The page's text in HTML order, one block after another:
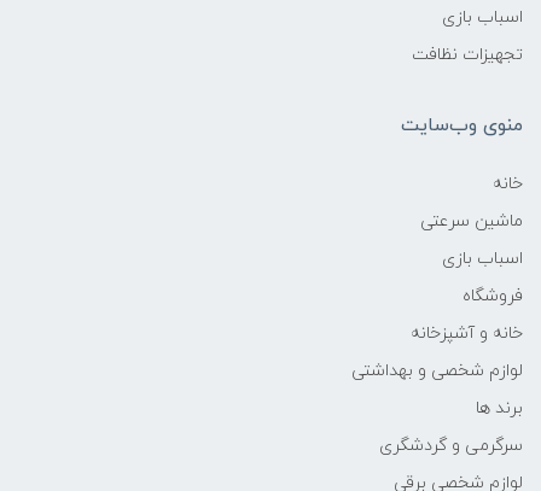
اسباب بازی
تجهیزات نظافت
منوی وب‌سایت
خانه
ماشین سرعتی
اسباب بازی
فروشگاه
خانه و آشپزخانه
لوازم شخصی و بهداشتی
برند ها
سرگرمی و گردشگری
لوازم شخصی برقی